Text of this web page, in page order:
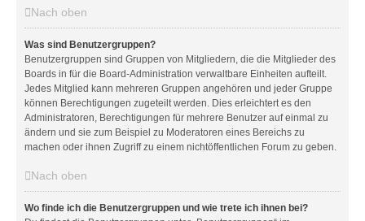
Nach oben
Was sind Benutzergruppen?
Benutzergruppen sind Gruppen von Mitgliedern, die die Mitglieder des
Boards in für die Board-Administration verwaltbare Einheiten aufteilt.
Jedes Mitglied kann mehreren Gruppen angehören und jeder Gruppe
können Berechtigungen zugeteilt werden. Dies erleichtert es den
Administratoren, Berechtigungen für mehrere Benutzer auf einmal zu
ändern und sie zum Beispiel zu Moderatoren eines Bereichs zu
machen oder ihnen Zugriff zu einem nichtöffentlichen Forum zu geben.
Nach oben
Wo finde ich die Benutzergruppen und wie trete ich ihnen bei?